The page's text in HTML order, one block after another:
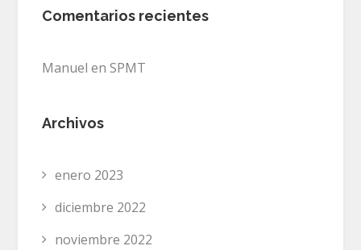
Comentarios recientes
Manuel enSPMT
Archivos
enero 2023
diciembre 2022
noviembre 2022